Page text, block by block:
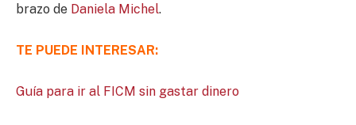
brazo de Daniela Michel.
TE PUEDE INTERESAR:
Guía para ir al FICM sin gastar dinero